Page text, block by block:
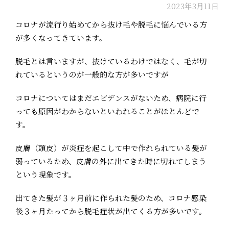
2023年3月11日
コロナが流行り始めてから抜け毛や脱毛に悩んでいる方
が多くなってきています。
脱毛とは言いますが、抜けているわけではなく、毛が切
れているというのが一般的な方が多いですが
コロナについてはまだエビデンスがないため、病院に行
っても原因がわからないといわれることがほとんどで
す。
皮膚（頭皮）が炎症を起こして中で作れられている髪が
弱っているため、皮膚の外に出てきた時に切れてしまう
という現象です。
出てきた髪が３ヶ月前に作られた髪のため、コロナ感染
後３ヶ月たってから脱毛症状が出てくる方が多いです。